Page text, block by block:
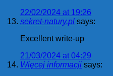
22/02/2024 at 19:26
sekret-natury.pl says:
Excellent write-up
21/03/2024 at 04:29
Więcej informacji says: